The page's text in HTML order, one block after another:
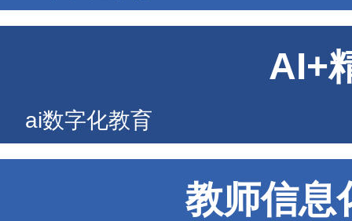
AI+
ai数字化教育
教师信息